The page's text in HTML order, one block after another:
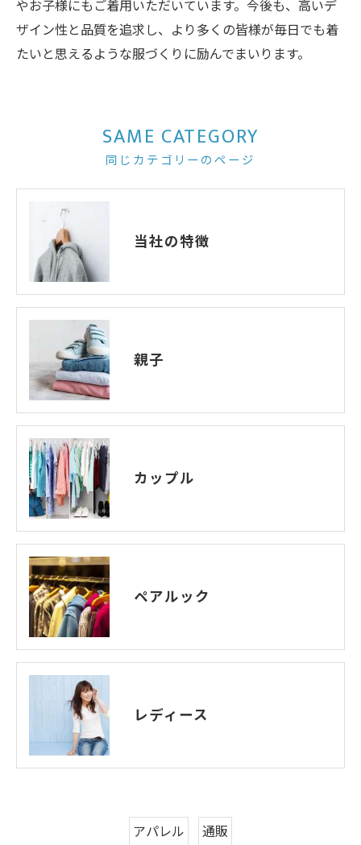
やお子様にもご着用いただいています。今後も、高いデ
ザイン性と品質を追求し、より多くの皆様が毎日でも着
たいと思えるような服づくりに励んでまいります。
同じカテゴリーのページ
SAME CATEGORY
当社の特徴
親子
カップル
ペアルック
レディース
アパレル 通販